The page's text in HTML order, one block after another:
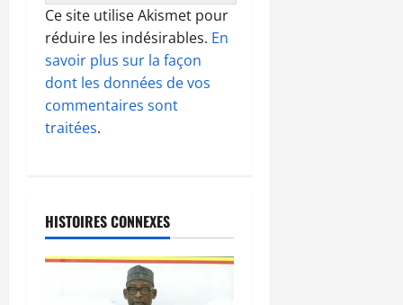
Ce site utilise Akismet pour
réduire les indésirables. En
savoir plus sur la façon
dont les données de vos
commentaires sont
traitées.
HISTOIRES CONNEXES